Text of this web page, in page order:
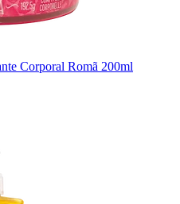
Corporal Romã 200ml